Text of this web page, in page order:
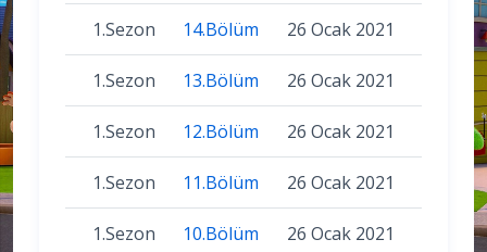
1.Sezon 14.Bölüm 26 Ocak 2021
1.Sezon 13.Bölüm 26 Ocak 2021
1.Sezon 12.Bölüm 26 Ocak 2021
1.Sezon 11.Bölüm 26 Ocak 2021
1.Sezon 10.Bölüm 26 Ocak 2021